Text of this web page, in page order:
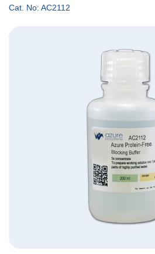
Cat. No: AC2112